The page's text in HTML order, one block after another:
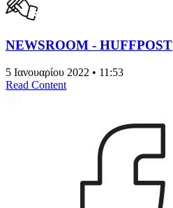
NEWSROOM - HUFFPOST
5 Ιανουαρίου 2022 • 11:53
Read Content